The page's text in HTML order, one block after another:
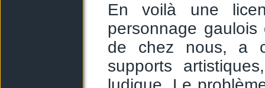
En voilà une
personnage
de chez nous, a
supports